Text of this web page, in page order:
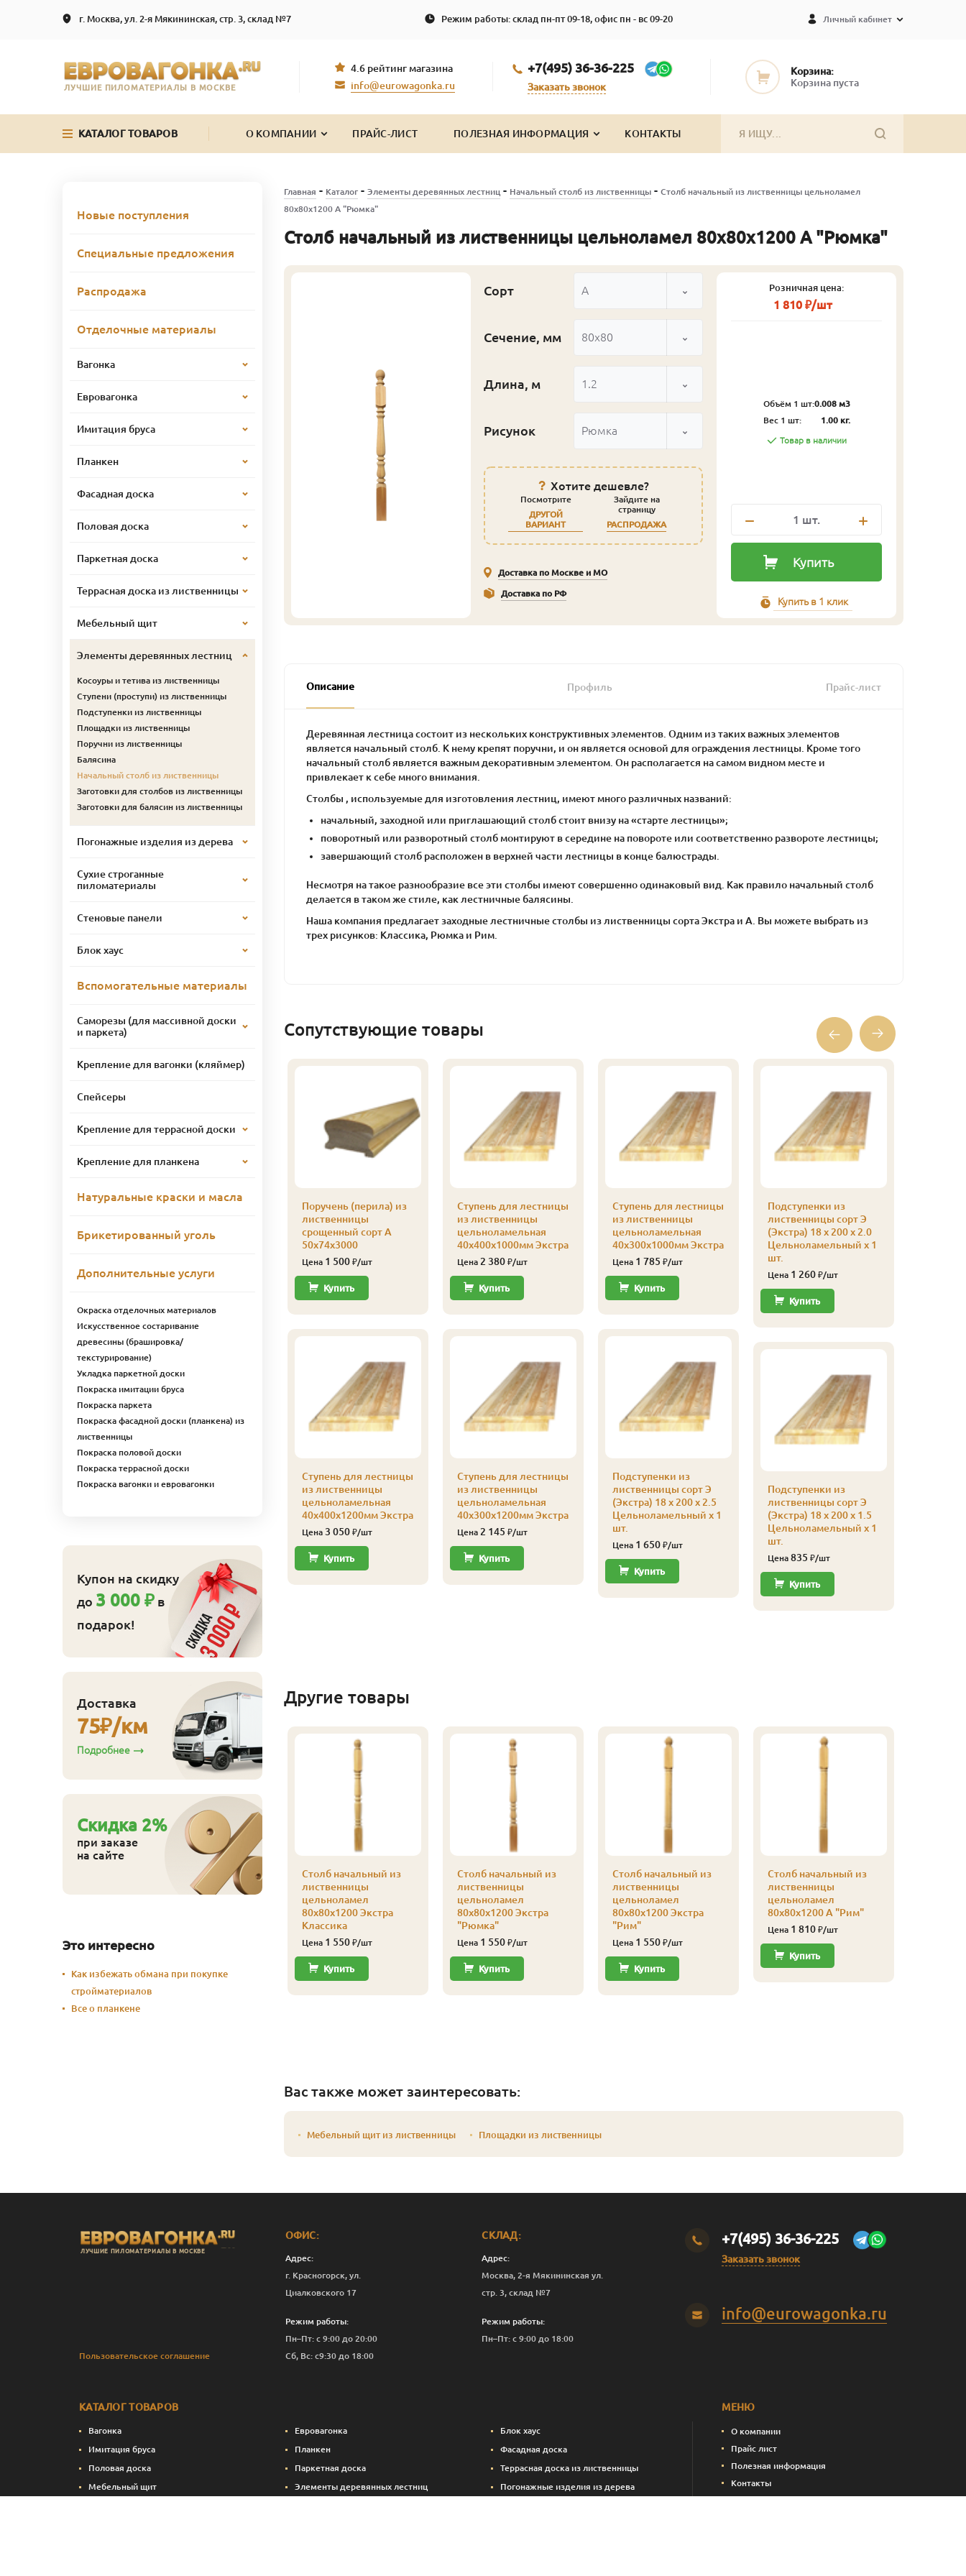
г. Москва, ул. 2-я Мякининская, стр. 3, склад №7 Режим работы: склад пн-пт 09-18, офис пн - вс 09-20 Личный кабинет
ЛУЧШИЕ ПИЛОМАТЕРИАЛЫ В МОСКВЕ
4.6 рейтинг магазина
info@eurowagonka.ru
+7(495) 36-36-225
Заказать звонок
Корзина:
Корзина пуста
КАТАЛОГ ТОВАРОВ О КОМПАНИИ ПРАЙС-ЛИСТ ПОЛЕЗНАЯ ИНФОРМАЦИЯ КОНТАКТЫ
Главная - Каталог- Элементы деревянных лестниц - Начальный столб из лиственницы- Столб начальный из лиственницы цельноламел
80х80х1200 А "Рюмка"
Столб начальный из лиственницы цельноламел 80х80х1200 А "Рюмка"
Сорт А
Сечение, мм 80x80
Длина, м 1.2
Рисунок Рюмка
Хотите дешевле?
Посмотрите
ДРУГОЙ
ВАРИАНТ
Зайдите на
страницу
РАСПРОДАЖА
Доставка по Москве и МО
Доставка по РФ
Розничная цена:
1 810 ₽/шт
Объём 1 шт:0.008 м3
Вес 1 шт:
1.00 кг.
Товар в наличии
1 шт.
Купить
Купить в 1 клик
Описание Профиль Прайс-лист
Деревянная лестница состоит из нескольких конструктивных элементов. Одним из таких важных элементов
является начальный столб. К нему крепят поручни, и он является основой для ограждения лестницы. Кроме того
начальный столб является важным декоративным элементом. Он располагается на самом видном месте и
привлекает к себе много внимания.
Столбы , используемые для изготовления лестниц, имеют много различных названий:
начальный, заходной или приглашающий столб стоит внизу на «старте лестницы»;
поворотный или разворотный столб монтируют в середине на повороте или соответственно развороте лестницы;
завершающий столб расположен в верхней части лестницы в конце балюстрады.
Несмотря на такое разнообразие все эти столбы имеют совершенно одинаковый вид. Как правило начальный столб
делается в таком же стиле, как лестничные балясины.
Наша компания предлагает заходные лестничные столбы из лиственницы сорта Экстра и А. Вы можете выбрать из
трех рисунков: Классика, Рюмка и Рим.
Сопутствующие товары
сорт Э
40 x 1200 x 1.2
Площадка для
лиственницы сорт Э
(Экстра) 40 x 1000 x 1.2
шт.
Купить
₽/шт
Купить
Поручень (перила) из
лиственницы
срощенный сорт А
50х74х3000
Цена 1 500₽/шт
Купить
Ступень для лестницы
из лиственницы
цельноламельная
40х400х1200мм Экстра
Цена 3 050₽/шт
Купить
Ступень для лестницы
из лиственницы
цельноламельная
40х400х1000мм Экстра
Цена 2 380₽/шт
Купить
Ступень для лестницы
из лиственницы
цельноламельная
40х300х1200мм Экстра
Цена 2 145 ₽/шт
Купить
Ступень для лестницы
из лиственницы
цельноламельная
40х300х1000мм Экстра
Цена 1 785 ₽/шт
Купить
Подступенки из
лиственницы сорт Э
(Экстра) 18 x 200 x 2.5
Цельноламельный x 1
шт.
Цена 1 650₽/шт
Купить
Подступенки из
лиственницы сорт Э
(Экстра) 18 x 200 x 2.0
Цельноламельный x 1
шт.
Цена 1 260₽/шт
Купить
Подступенки из
лиственницы сорт Э
(Экстра) 18 x 200 x 1.5
Цельноламельный x 1
шт.
Цена 835 ₽/шт
Купить
Другие товары
Столб начальный из
лиственницы
цельноламел
80х80х1200 Экстра
Классика
Цена 1 550₽/шт
Купить
Столб начальный из
лиственницы
цельноламел
80х80х1200 Экстра
"Рюмка"
Цена 1 550₽/шт
Купить
Столб начальный из
лиственницы
цельноламел
80х80х1200 Экстра
"Рим"
Цена 1 550₽/шт
Купить
Столб начальный из
лиственницы
цельноламел
80х80х1200 А "Рим"
Цена 1 810₽/шт
Купить
Вас также может заинтересовать:
Мебельный щит из лиственницы Площадки из лиственницы
Новые поступления
Специальные предложения
Распродажа
Отделочные материалы
Вагонка
Евровагонка
Имитация бруса
Планкен
Фасадная доска
Половая доска
Паркетная доска
Террасная доска из лиственницы
Мебельный щит
Элементы деревянных лестниц
Косоуры и тетива из лиственницы
Ступени (проступи) из лиственницы
Подступенки из лиственницы
Площадки из лиственницы
Поручни из лиственницы
Балясина
Начальный столб из лиственницы
Заготовки для столбов из лиственницы
Заготовки для балясин из лиственницы
Погонажные изделия из дерева
Сухие строганные
пиломатериалы
Стеновые панели
Блок хаус
Вспомогательные материалы
Саморезы (для массивной доски
и паркета)
Крепление для вагонки (кляймер)
Спейсеры
Крепление для террасной доски
Крепление для планкена
Натуральные краски и масла
Брикетированный уголь
Дополнительные услуги
Окраска отделочных материалов
Искусственное состаривание
древесины (брашировка/
текстурирование)
Укладка паркетной доски
Покраска имитации бруса
Покраска паркета
Покраска фасадной доски (планкена) из
лиственницы
Покраска половой доски
Покраска террасной доски
Покраска вагонки и евровагонки
Купон на скидку
до 3 000 ₽ в
подарок!
Доставка
75₽/км
Подробнее
Cкидка 2%
при заказе
на сайте
Это интересно
Как избежать обмана при покупке
стройматериалов
Все о планкене
ЛУЧШИЕ ПИЛОМАТЕРИАЛЫ В МОСКВЕ
Пользовательское соглашение
ОФИС:
Адрес:
г. Красногорск, ул.
Циалковского 17
Режим работы:
Пн–Пт: с 9:00 до 20:00
Сб, Вс: с9:30 до 18:00
СКЛАД:
Адрес:
Москва, 2-я Мякининская ул.
стр. 3, склад №7
Режим работы:
Пн–Пт: с 9:00 до 18:00
+7(495) 36-36-225
Заказать звонок
info@eurowagonka.ru
КАТАЛОГ ТОВАРОВ
Вагонка Евровагонка
Блок хаус
Имитация бруса
Планкен
Фасадная доска
Половая доска
Паркетная доска
Террасная доска из лиственницы
Мебельный щит
Элементы деревянных лестниц
Погонажные изделия из дерева
МЕНЮ
О компании
Прайс лист
Полезная информация
Контакты